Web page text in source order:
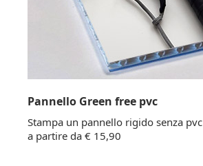
Pannello Green free pvc
Stampa un pannello rigido senza pvc
a partire da € 15,90